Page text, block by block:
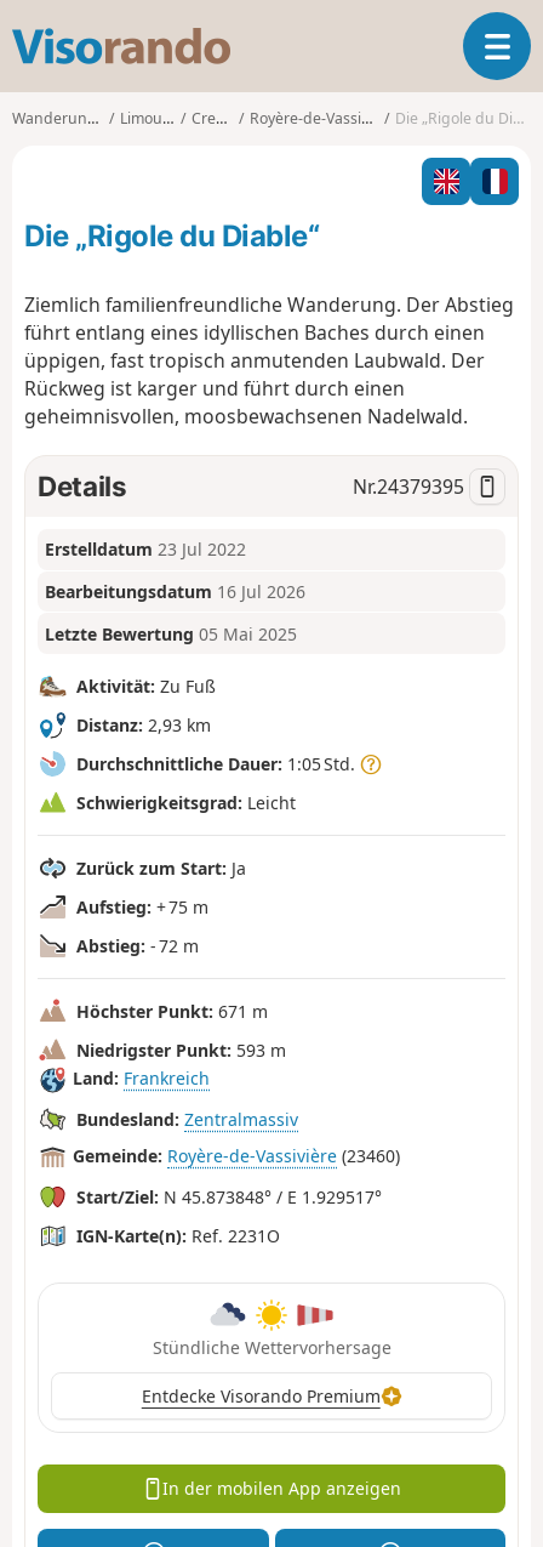
s
o
T
o
g
l
n
g
Wanderungen Limousin Creuse Royère-de-Vassivière Die „Rigole du Diable“
Die „Rigole du Diable“
Ziemlich familienfreundliche Wanderung. Der Abstieg
führt entlang eines idyllischen Baches durch einen
üppigen, fast tropisch anmutenden Laubwald. Der
Rückweg ist karger und führt durch einen
geheimnisvollen, moosbewachsenen Nadelwald.
Details Nr.24379395
Erstelldatum 23 Jul 2022
Bearbeitungsdatum 16 Jul 2026
Letzte Bewertung 05 Mai 2025
Aktivität: Zu Fuß
Distanz: 2,93 km
Durchschnittliche Dauer: 1:05 Std.
Schwierigkeitsgrad: Leicht
Zurück zum Start: Ja
Aufstieg: + 75 m
Abstieg: - 72 m
Höchster Punkt: 671 m
Niedrigster Punkt: 593 m
Land: Frankreich
Bundesland: Zentralmassiv
Gemeinde: Royère-de-Vassivière (23460)
Start/Ziel: N 45.873848° / E 1.929517°
IGN-Karte(n): Ref. 2231O
Stündliche Wettervorhersage
Entdecke Visorando Premium
In der mobilen App anzeigen